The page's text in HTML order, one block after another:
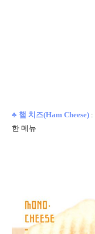
♣ 햄 치즈(Ham Cheese) :
한 메뉴